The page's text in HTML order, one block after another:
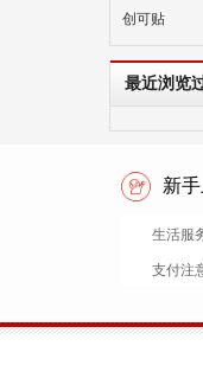
创可贴
最近浏览
新
生活服
支付注